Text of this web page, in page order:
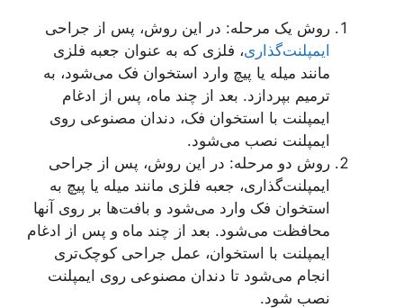
روش یک مرحله: در این روش، پس از جراحی
ایمپلنت‌گذاری، فلزی که به عنوان جعبه فلزی
مانند میله یا پیچ وارد استخوان فک می‌شود، به
ترمیم بپردازد. بعد از چند ماه، پس از ادغام
ایمپلنت با استخوان فک، دندان مصنوعی روی
ایمپلنت نصب می‌شود.
روش دو مرحله: در این روش، پس از جراحی
ایمپلنت‌گذاری، جعبه فلزی مانند میله یا پیچ به
استخوان فک وارد می‌شود و بافت‌ها بر روی آنها
محافظت می‌شود. بعد از چند ماه و پس از ادغام
ایمپلنت با استخوان، عمل جراحی کوچک‌تری
انجام می‌شود تا دندان مصنوعی روی ایمپلنت
نصب شود.